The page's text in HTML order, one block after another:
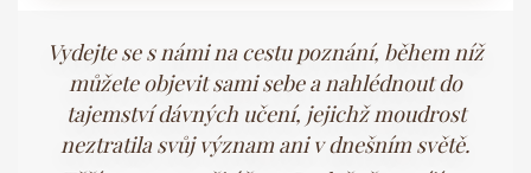
Vydejte se s námi na cestu poznání, během níž
můžete objevit sami sebe a nahlédnout do
tajemství dávných učení, jejichž moudrost
neztratila svůj význam ani v dnešním světě.